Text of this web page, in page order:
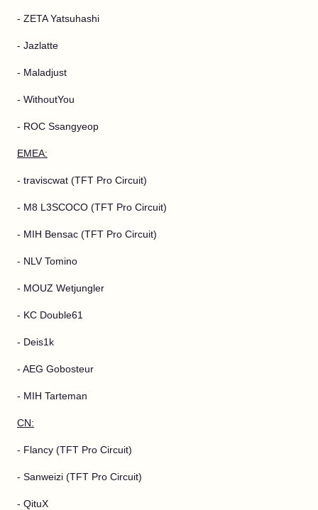
- ZETA Yatsuhashi
- Jazlatte
- Maladjust
- WithoutYou
- ROC Ssangyeop
EMEA:
- traviscwat (TFT Pro Circuit)
- M8 L3SCOCO (TFT Pro Circuit)
- MIH Bensac (TFT Pro Circuit)
- NLV Tomino
- MOUZ Wetjungler
- KC Double61
- Deis1k
- AEG Gobosteur
- MIH Tarteman
CN:
- Flancy (TFT Pro Circuit)
- Sanweizi (TFT Pro Circuit)
- QituX